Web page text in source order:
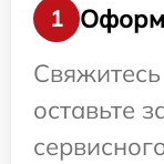
1
оставьте